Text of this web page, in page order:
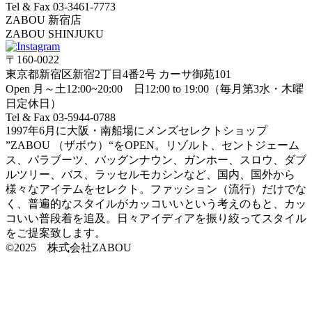
Tel & Fax 03-3461-7773
ZABOU 新宿店
ZABOU SHINJUKU
〒160-0022
東京都新宿区新宿2丁目4番2号 カーサ御苑101
Open 月～土12:00~20:00 日12:00 to 19:00（毎月第3水・木曜
日定休日）
Tel & Fax 03-5944-0788
1997年6月に大阪・南船場にメンズセレクトショップ
”ZABOU （ザボウ）“をOPEN。リゾルト、セントジェーム
ス、パラブーツ、バッグンナウン、ガンホー、スロウ、ダブ
ルツリー、バス、ラッセルモカシンなど、国内、国外から
様々なアイテムをセレクト。ファッション（流行）だけでな
く、普遍的なスタイルがカッコいいという考えのもと、カッ
コいい普段着を追及。日々アイディアを振り絞ってスタイル
をご提案致します。
©2025 株式会社ZABOU